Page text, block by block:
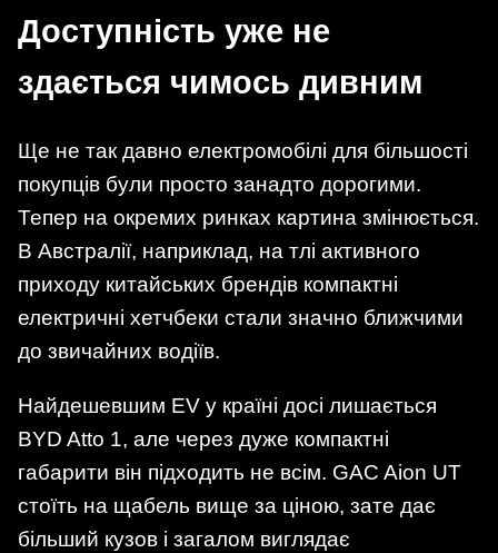
Доступність уже не
здається чимось дивним
Ще не так давно електромобілі для більшості
покупців були просто занадто дорогими.
Тепер на окремих ринках картина змінюється.
В Австралії, наприклад, на тлі активного
приходу китайських брендів компактні
електричні хетчбеки стали значно ближчими
до звичайних водіїв.
Найдешевшим EV у країні досі лишається
BYD Atto 1, але через дуже компактні
габарити він підходить не всім. GAC Aion UT
стоїть на щабель вище за ціною, зате дає
більший кузов і загалом виглядає